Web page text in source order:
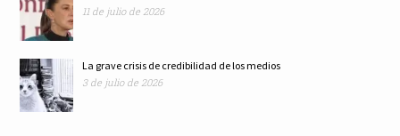
11 de julio de 2026
La grave crisis de credibilidad de los medios
3 de julio de 2026